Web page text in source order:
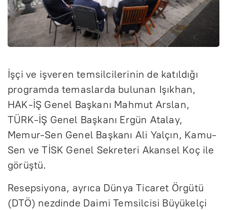
İşçi ve işveren temsilcilerinin de katıldığı
programda temaslarda bulunan Işıkhan,
HAK-İŞ Genel Başkanı Mahmut Arslan,
TÜRK-İŞ Genel Başkanı Ergün Atalay,
Memur-Sen Genel Başkanı Ali Yalçın, Kamu-
Sen ve TİSK Genel Sekreteri Akansel Koç ile
görüştü.
Resepsiyona, ayrıca Dünya Ticaret Örgütü
(DTÖ) nezdinde Daimi Temsilcisi Büyükelçi